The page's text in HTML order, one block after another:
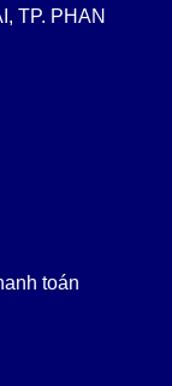
TP. PHAN
toán